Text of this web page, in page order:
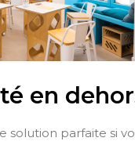
en
parfaite si